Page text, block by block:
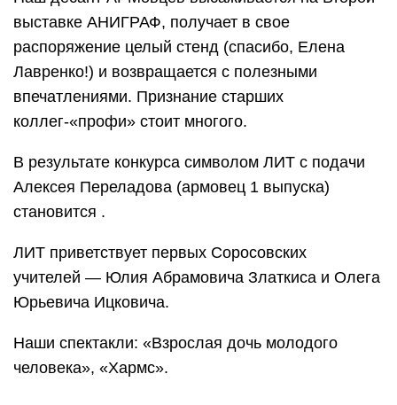
выставке АНИГРАФ, получает в свое
распоряжение целый стенд (спасибо, Елена
Лавренко!) и возвращается с полезными
впечатлениями. Признание старших
коллег-«профи» стоит многого.
В результате конкурса символом ЛИТ с подачи
Алексея Переладова (армовец 1 выпуска)
становится .
ЛИТ приветствует первых Соросовских
учителей — Юлия Абрамовича Златкиса и Олега
Юрьевича Ицковича.
Наши спектакли: «Взрослая дочь молодого
человека», «Хармс».